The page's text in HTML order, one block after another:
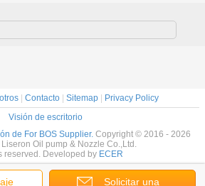
Solicitar una
Contacto Sitemap
Privacy Policy
Visión de escritorio
de For BOS Supplier. Copyright © 2016 - 2026
Oil pump & Nozzle Co.,Ltd.
reserved. Developed by ECER